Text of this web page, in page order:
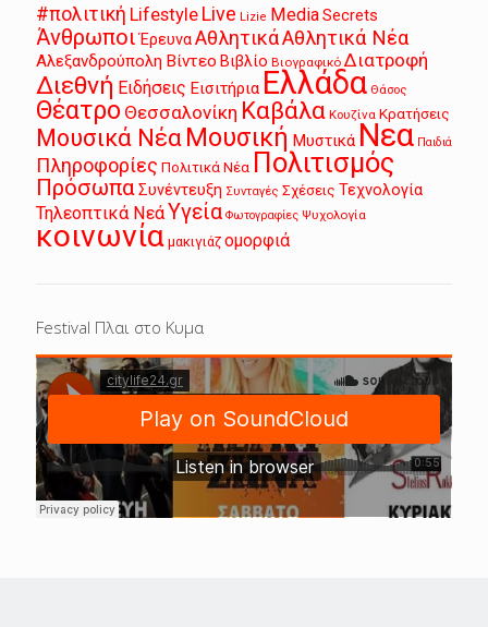
#πολιτική Lifestyle Live Lizie MediaSecrets
Άνθρωποι ΈρευναΑθλητικάΑθλητικά Νέα
Αλεξανδρούπολη Βίντεο Βιβλίο Βιογραφικό Διατροφή
Διεθνή Ειδήσεις Εισιτήρια Ελλάδα Θάσος
Θέατρο Θεσσαλονίκη Καβάλα Κουζίνα Κρατήσεις
Μουσικά Νέα Μουσική Μυστικά Νεα Παιδιά
Πληροφορίες Πολιτικά Νέα Πολιτισμός
ΠρόσωπαΣυνέντευξη Συνταγές Σχέσεις Τεχνολογία
Τηλεοπτικά ΝεάΥγεία Φωτογραφίες Ψυχολογία
κοινωνία μακιγιάζ ομορφιά
Festival Πλαι στο Κυμα